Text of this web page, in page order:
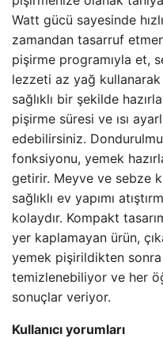
Watt gücü sayesinde
zamandan tasarruf
pişirme programıyla et,
lezzeti az yağ
sağlıklı bir şekilde
pişirme süresi ve ısı
edebilirsiniz.
fonksiyonu, yemek
getirir. Meyve ve sebze
sağlıklı ev yapımı
kolaydır. Kompakt
yer kaplamayan ürün,
yemek pişirildikten sonra
temizlenebiliyor ve her
sonuçlar veriyor.
Kullanıcı yorumları